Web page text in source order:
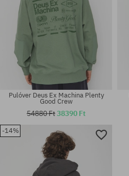
Elérhető méretek:
Pulóver Deus Ex Machina Plenty
Good Crew
54880 Ft38390 Ft
-14%